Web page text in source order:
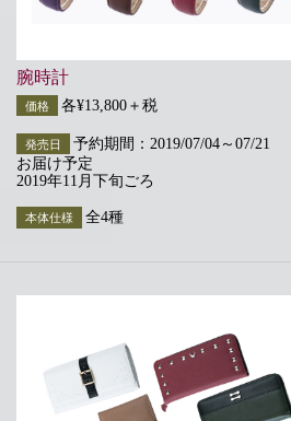
腕時計
価格 各¥13,800＋税
発売日
予約期間：2019/07/04～07/21
お届け予定
2019年11月下旬ごろ
本体仕様 全4種